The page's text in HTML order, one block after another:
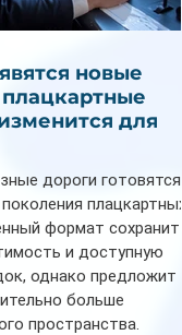
новые
для
дороги готовятся
плацкартных
формат сохранит
и доступную
однако предложит
больше
пространства.